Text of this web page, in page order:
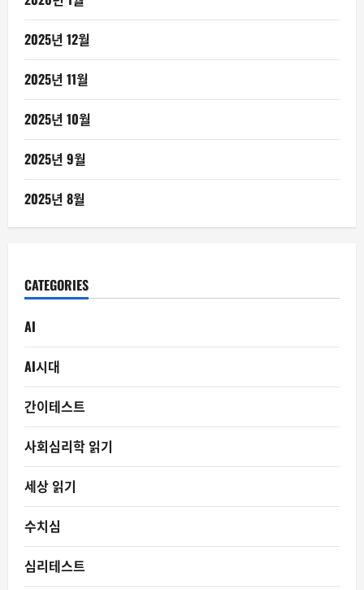
2025년 12월
2025년 11월
2025년 10월
2025년 9월
2025년 8월
CATEGORIES
AI
AI시대
간이테스트
사회심리학 읽기
세상 읽기
수치심
심리테스트